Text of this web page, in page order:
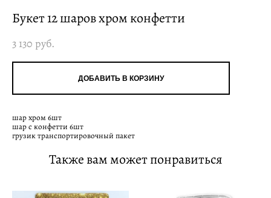
Букет 12 шаров хром конфетти
3 130 pуб.
ДОБАВИТЬ В КОРЗИНУ
шар хром 6шт
шар с конфетти 6шт
грузик транспортировочный пакет
Также вам может понравиться